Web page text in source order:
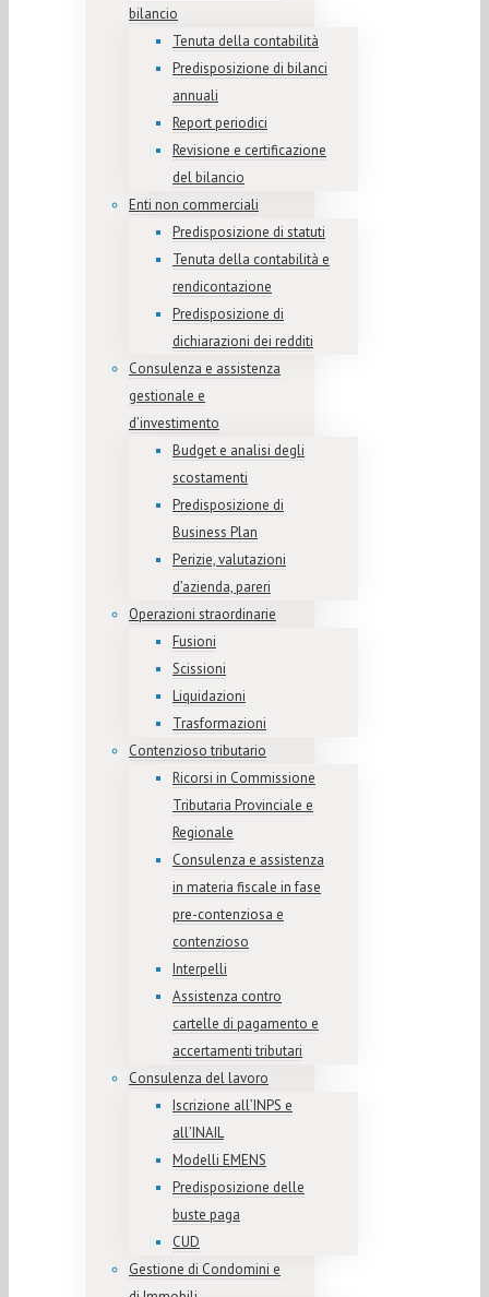
bilancio
Tenuta della contabilità
Predisposizione di bilanci
annuali
Report periodici
Revisione e certificazione
del bilancio
Enti non commerciali
Predisposizione di statuti
Tenuta della contabilità e
rendicontazione
Predisposizione di
dichiarazioni dei redditi
Consulenza e assistenza
gestionale e
d’investimento
Budget e analisi degli
scostamenti
Predisposizione di
Business Plan
Perizie, valutazioni
d’azienda, pareri
Operazioni straordinarie
Fusioni
Scissioni
Liquidazioni
Trasformazioni
Contenzioso tributario
Ricorsi in Commissione
Tributaria Provinciale e
Regionale
Consulenza e assistenza
in materia fiscale in fase
pre-contenziosa e
contenzioso
Interpelli
Assistenza contro
cartelle di pagamento e
accertamenti tributari
Consulenza del lavoro
Iscrizione all’INPS e
all’INAIL
Modelli EMENS
Predisposizione delle
buste paga
CUD
Gestione di Condomini e